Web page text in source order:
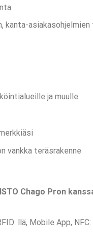
ja muulle
vankka teräsrakenne
Chago Pron
llä, Mobile App, NFC: